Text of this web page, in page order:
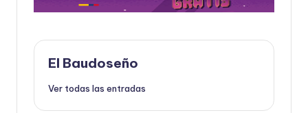
El Baudoseño
Ver todas las entradas